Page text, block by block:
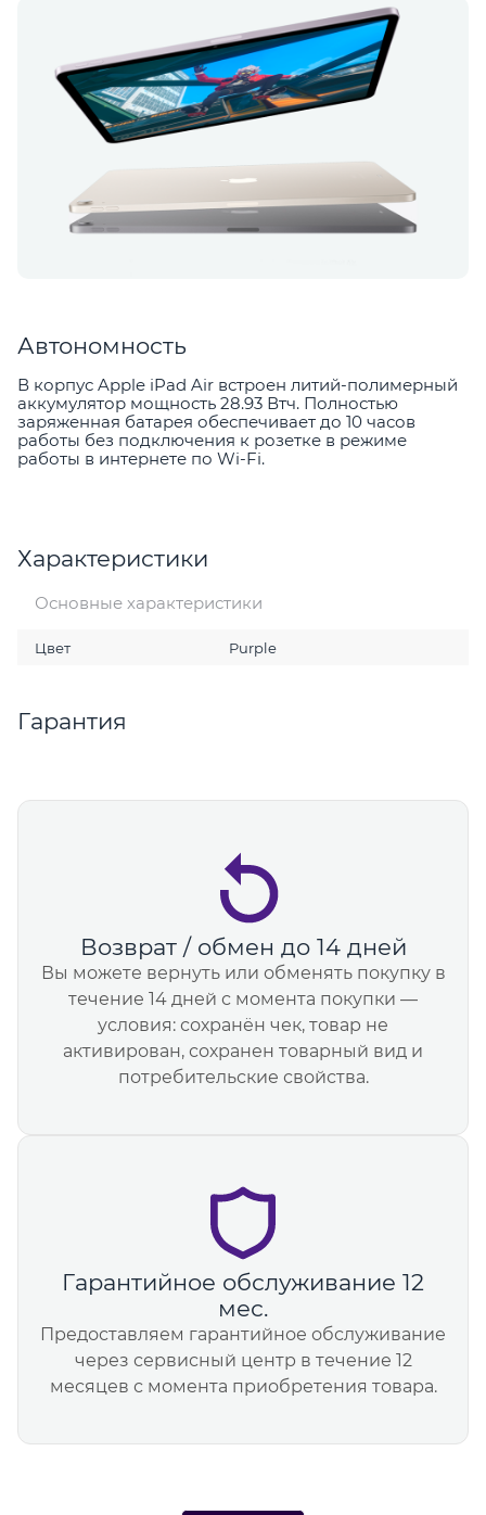
Автономность
В корпус Apple iPad Air встроен литий-полимерный
аккумулятор мощность 28.93 Втч. Полностью
заряженная батарея обеспечивает до 10 часов
работы без подключения к розетке в режиме
работы в интернете по Wi-Fi.
Характеристики
Основные характеристики
Цвет Purple
Гарантия
Возврат / обмен до 14 дней
Вы можете вернуть или обменять покупку в
течение 14 дней с момента покупки —
условия: сохранён чек, товар не
активирован, сохранен товарный вид и
потребительские свойства.
Гарантийное обслуживание 12
мес.
Предоставляем гарантийное обслуживание
через сервисный центр в течение 12
месяцев с момента приобретения товара.